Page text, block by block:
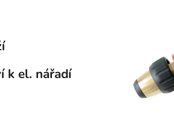
k el. nářadí